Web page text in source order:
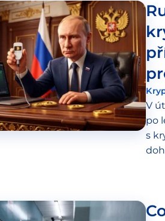
V
po
s